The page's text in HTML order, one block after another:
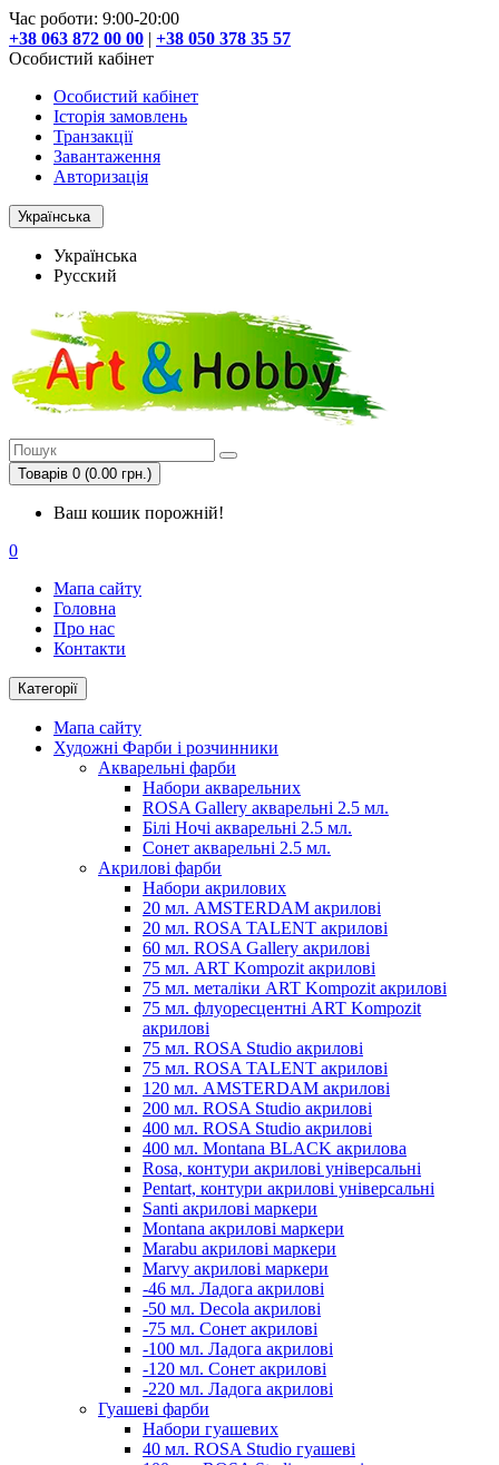
Час роботи: 9:00-20:00
+38 063 872 00 00 | +38 050 378 35 57
Особистий кабінет
Особистий кабінет
Історія замовлень
Транзакції
Завантаження
Авторизація
Українська
Українська
Русский
Товарів 0 (0.00 грн.)
Ваш кошик порожній!
0
Мапа сайту
Головна
Про нас
Контакти
Категорії
Мапа сайту
Художні Фарби і розчинники
Акварельні фарби
Набори акварельних
ROSA Gallery акварельні 2.5 мл.
Білі Ночі акварельні 2.5 мл.
Сонет акварельні 2.5 мл.
Акрилові фарби
Набори акрилових
20 мл. AMSTERDAM акрилові
20 мл. ROSA TALENT акрилові
60 мл. ROSA Gallery акрилові
75 мл. ART Kompozit акрилові
75 мл. металіки ART Kompozit акрилові
75 мл. флуоресцентні ART Kompozit
акрилові
75 мл. ROSA Studio акрилові
75 мл. ROSA TALENT акрилові
120 мл. AMSTERDAM акрилові
200 мл. ROSA Studio акрилові
400 мл. ROSA Studio акрилові
400 мл. Montana BLACK акрилова
Rosa, контури акрилові універсальні
Pentart, контури акрилові універсальні
Santi акрилові маркери
Montana акрилові маркери
Marabu акрилові маркери
Marvy акрилові маркери
-46 мл. Ладога акрилові
-50 мл. Decola акрилові
-75 мл. Сонет акрилові
-100 мл. Ладога акрилові
-120 мл. Сонет акрилові
-220 мл. Ладога акрилові
Гуашеві фарби
Набори гуашевих
40 мл. ROSA Studio гуашеві